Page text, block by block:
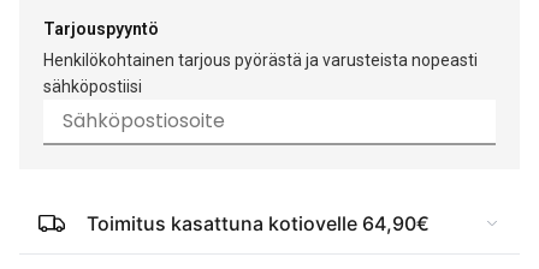
Tarjouspyyntö
Henkilökohtainen tarjous pyörästä ja varusteista nopeasti
sähköpostiisi
Toimitus kasattuna kotiovelle 64,90€